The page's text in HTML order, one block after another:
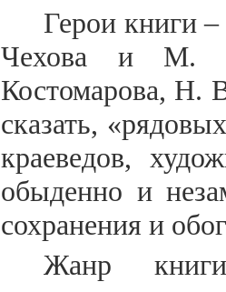
Герои книги
Чехова и М.
Костомарова, Н.
сказать,
краеведов,
обыденно и
сохранения и
Жанр книги